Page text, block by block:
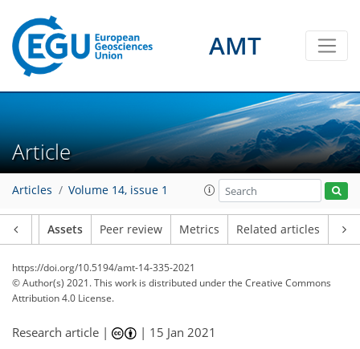
AMT
Article
Articles Volume 14, issue 1
Assets Peer review Metrics Related articles
https://doi.org/10.5194/amt-14-335-2021
© Author(s) 2021. This work is distributed underthe Creative Commons
Attribution 4.0 License.
Research article | | 15 Jan 2021